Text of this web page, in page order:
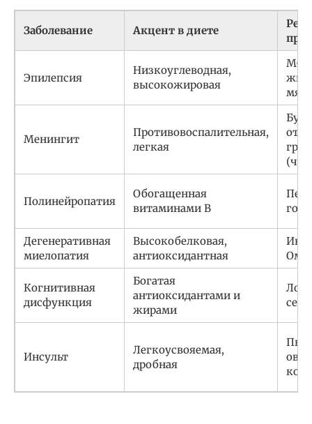
Заболевание Акцент в диете
Эпилепсия
Низкоуглеводная,
высокожировая
мясо
Менингит
Противовоспалительная,
легкая
Полинейропатия
Обогащенная
витаминами B
Дегенеративная
миелопатия
Высокобелковая,
антиоксидантная
Когнитивная
дисфункция
Богатая
антиоксидантами и
жирами
Инсульт
Легкоусвояемая,
дробная